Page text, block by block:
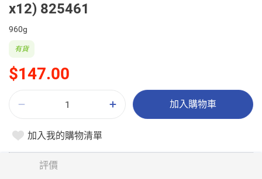
x12) 825461
960g
$147.00
有貨
加入購物車
加入我的購物清單
評價